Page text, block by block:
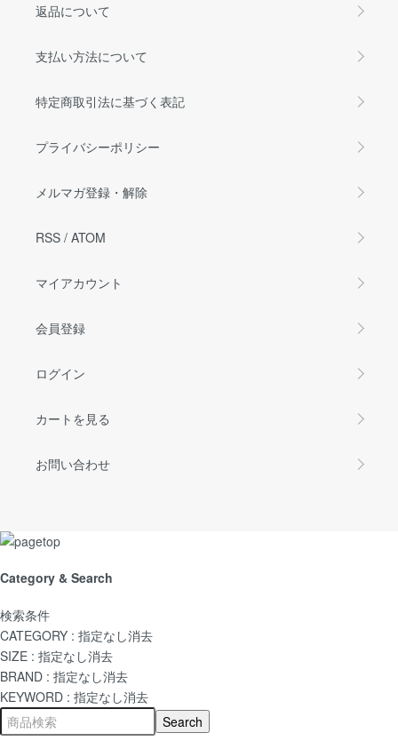
返品について
支払い方法について
特定商取引法に基づく表記
プライバシーポリシー
メルマガ登録・解除
RSS / ATOM
マイアカウント
会員登録
ログイン
カートを見る
お問い合わせ
Category & Search
検索条件
CATEGORY : 指定なし消去
SIZE : 指定なし消去
BRAND : 指定なし消去
KEYWORD : 指定なし消去